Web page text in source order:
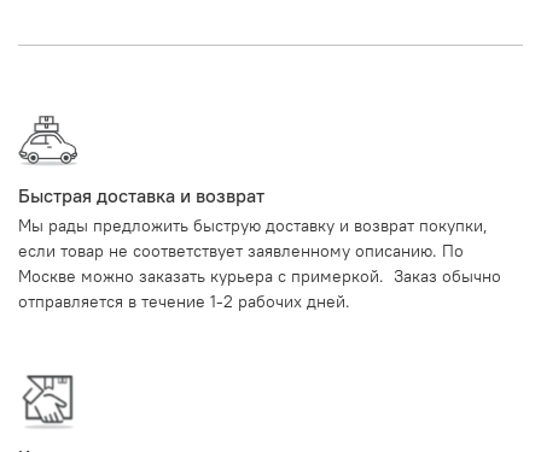
Быстрая доставка и возврат
Мы рады предложить быструю доставку и возврат покупки,
если товар не соответствует заявленному описанию. По
Москве можно заказать курьера с примеркой. Заказ обычно
отправляется в течение 1-2 рабочих дней.